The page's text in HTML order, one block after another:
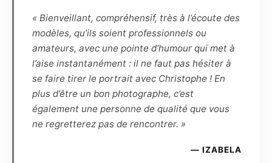
conséquence le Modèle ne peut revendiquer
aucune propriété ou droit d’auteur. Le
Photographe reconnaît que, de par la loi, le
Modèle demeure le propriétaire inaliénable de
son image. Le Photographe et le Modèle se
cèdent réciproquement les droits d’utilisation
des photographies réalisées lors de la séance
pour une durée de 10 ans à reconduction tacite,
et dès lors sont autorisés à fixer, reproduire et
« Bienveillant, compréhensif, très à l’écoute des
modèles, qu’ils soient professionnels ou
amateurs, avec une pointe d’humour qui met à
l’aise instantanément : il ne faut pas hésiter à
se faire tirer le portrait avec Christophe ! En
plus d’être un bon photographe, c’est
également une personne de qualité que vous
ne regretterez pas de rencontrer. »
— IZABELA